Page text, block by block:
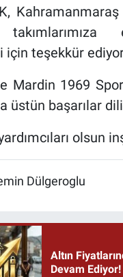
için teşekkür
Mardin 1969 Spor
üstün başarılar
olsun
Dülgeroglu
Altın
Devam Ediyor!